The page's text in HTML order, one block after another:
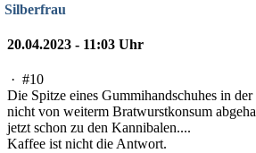
Silberfrau
20.04.2023 - 11:03 Uhr
· #10
Die Spitze eines Gummihandschuhes in
nicht von weiterm Bratwurstkonsum
jetzt schon zu den Kannibalen....
Kaffee ist nicht die Antwort.